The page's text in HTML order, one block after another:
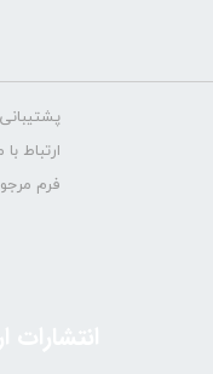
پشتیبانی
ارتباط با
فرم